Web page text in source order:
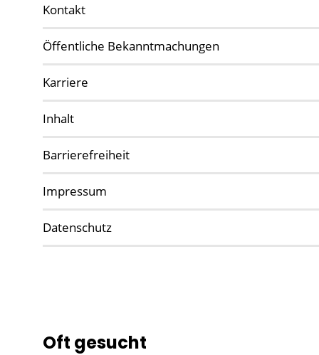
Kontakt
Öffentliche Bekanntmachungen
Karriere
Inhalt
Barrierefreiheit
Impressum
Datenschutz
Oft gesucht